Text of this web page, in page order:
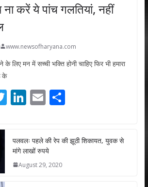
करें ये पांच गलतियां, नहीं
www.newsofharyana.com
लिए मन में सच्ची भक्ति होनी चाहिए फिर भी हमारा
के
T
er
Li
e
dI
n
E
l
S
e
पलवलः पहले की रेप की झूठी शिकायत, युवक से
मांगे लाखों रुपये
August 29, 2020